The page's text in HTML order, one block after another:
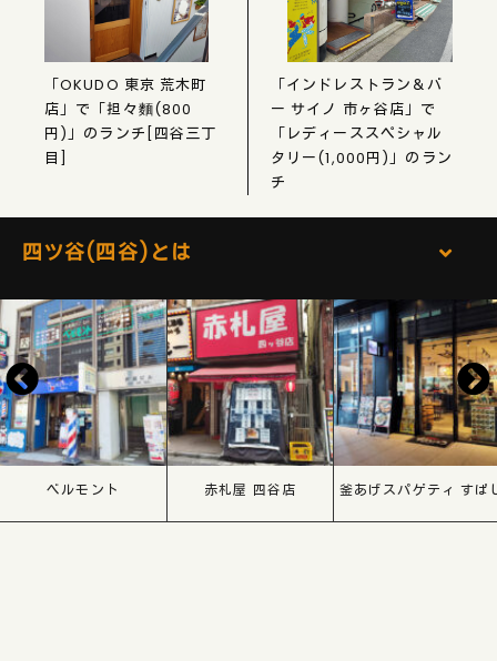
「OKUDO 東京 荒木町
店」で「担々麵(800
円)」のランチ[四谷三丁
目]
「インドレストラン＆バ
ー サイノ 市ヶ谷店」で
「レディーススペシャル
タリー(1,000円)」のラン
チ
四ツ谷(四谷)とは
ベルモント 赤札屋 四谷店 釜あげスパゲティ すぱ